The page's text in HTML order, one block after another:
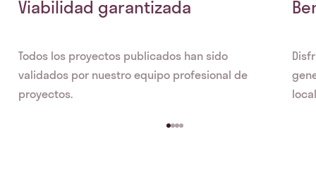
Viabilidad garantizada
Todos los proyectos publicados han sido
validados por nuestro equipo profesional de
proyectos.